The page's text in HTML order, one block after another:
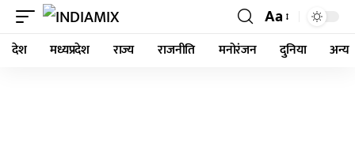
Aa
देश मध्यप्रदेश राज्य राजनीति मनोरंजन दुनिया अन्य